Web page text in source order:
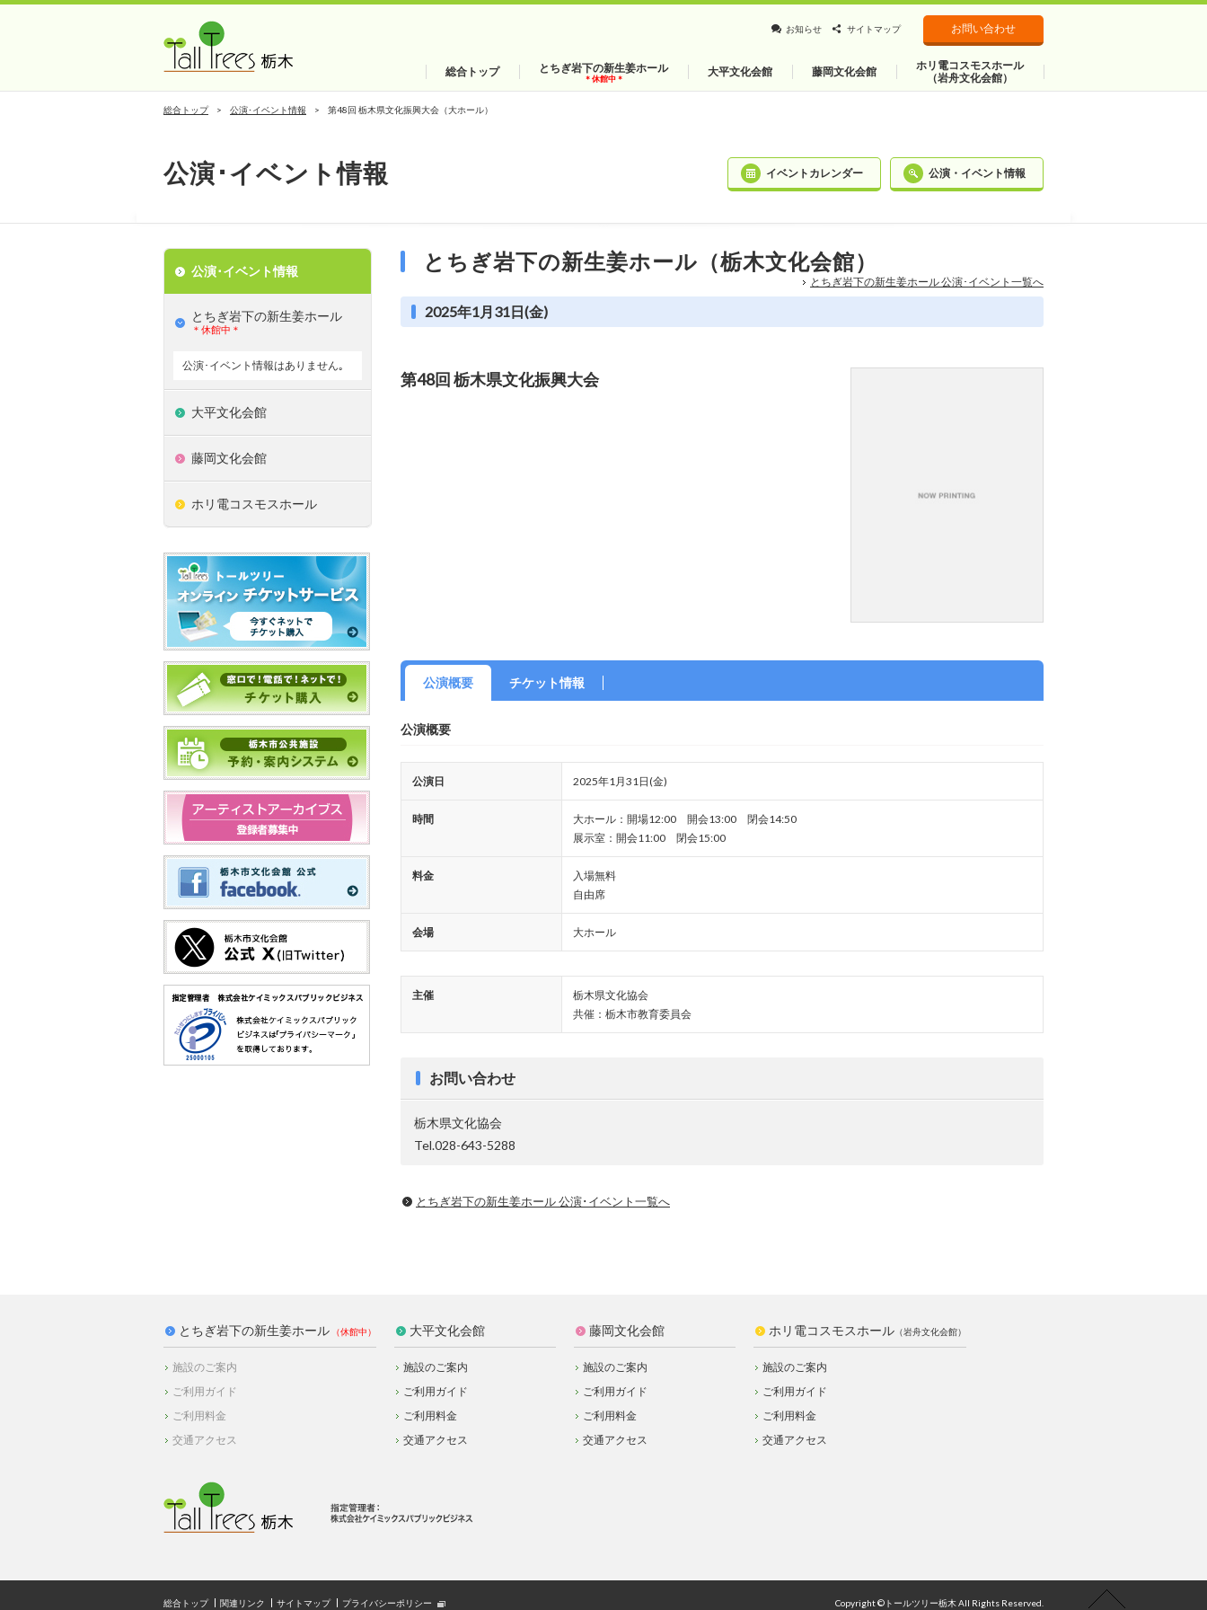
総合トップ とちぎ岩下の新生姜ホール
＊休館中＊ 大平文化会館 藤岡文化会館
ホリ電コスモスホール
（岩舟文化会館）
お知らせ サイトマップ お問い合わせ
総合トップ 公演･イベント情報 第48回 栃木県文化振興大会（大ホール）
公演･イベント情報 イベントカレンダー 公演・イベント情報
とちぎ岩下の新生姜ホール（栃木文化会館）
とちぎ岩下の新⽣姜ホール 公演･イベント一覧へ
2025年1月31日(金)
第48回 栃木県文化振興大会
公演概要 チケット情報
公演概要
公演日 2025年1月31日(金)
時間
大ホール：開場12:00 開会13:00 閉会14:50
展示室：開会11:00 閉会15:00
料金
入場無料
自由席
会場 大ホール
主催
栃木県文化協会
共催：栃木市教育委員会
お問い合わせ
栃木県文化協会
Tel.028-643-5288
とちぎ岩下の新⽣姜ホール 公演･イベント一覧へ
公演･イベント情報
とちぎ岩下の新⽣姜ホール
＊休館中＊
公演･イベント情報はありません｡
大平文化会館
藤岡文化会館
ホリ電コスモスホール
とちぎ岩下の新生姜ホール
施設のご案内
ご利用ガイド
ご利用料金
交通アクセス
大平文化会館
施設のご案内
ご利用ガイド
ご利用料金
交通アクセス
藤岡文化会館
施設のご案内
ご利用ガイド
ご利用料金
交通アクセス
ホリ電コスモスホール （岩舟文化会館）
施設のご案内
ご利用ガイド
ご利用料金
交通アクセス
総合トップ 関連リンク サイトマップ プライバシーポリシー Copyright ©トールツリー栃木 All Rights Reserved.